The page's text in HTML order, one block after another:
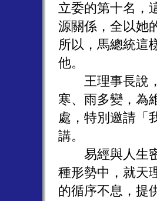
立委的第十名，
源關係，全以她
所以，馬總統這
他。
王理事長說，
寒、雨多變，為
處，特別邀請「
講。
易經與人生密
種形勢中，就天
的循序不息，提